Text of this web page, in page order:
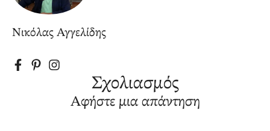
Νικόλας Αγγελίδης
Σχολιασμός
Αφήστε μια απάντηση